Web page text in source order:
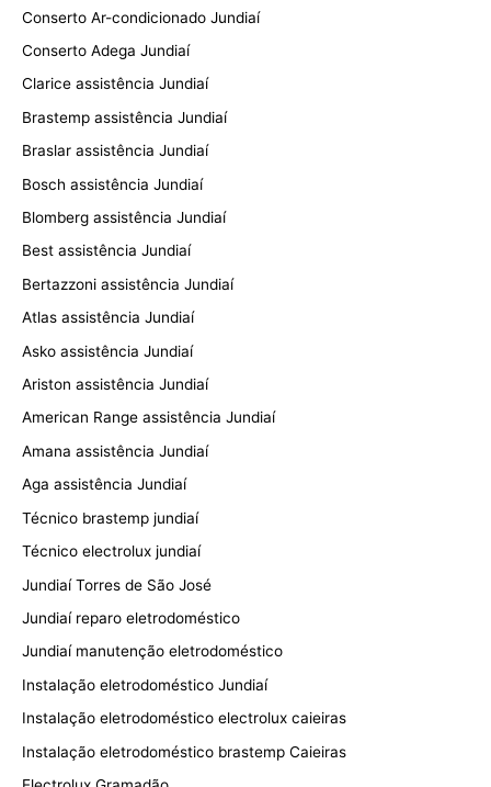
Conserto Ar-condicionado Jundiaí
Conserto Adega Jundiaí
Clarice assistência Jundiaí
Brastemp assistência Jundiaí
Braslar assistência Jundiaí
Bosch assistência Jundiaí
Blomberg assistência Jundiaí
Best assistência Jundiaí
Bertazzoni assistência Jundiaí
Atlas assistência Jundiaí
Asko assistência Jundiaí
Ariston assistência Jundiaí
American Range assistência Jundiaí
Amana assistência Jundiaí
Aga assistência Jundiaí
Técnico brastemp jundiaí
Técnico electrolux jundiaí
Jundiaí Torres de São José
Jundiaí reparo eletrodoméstico
Jundiaí manutenção eletrodoméstico
Instalação eletrodoméstico Jundiaí
Instalação eletrodoméstico electrolux caieiras
Instalação eletrodoméstico brastemp Caieiras